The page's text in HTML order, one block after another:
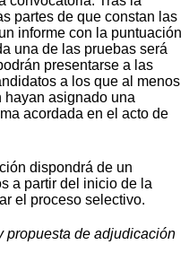
partes de que constan las
informe con la puntuación
una de las pruebas será
presentarse a las
a los que al menos
hayan asignado una
acordada en el acto de
dispondrá de un
a partir del inicio de la
el proceso selectivo.
de adjudicación